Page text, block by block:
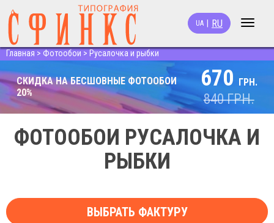
Toggle
UA RU
Главная > Фотообои > Русалочка и рыбки
СКИДКА НА БЕСШОВНЫЕ ФОТООБОИ
20%
670 ГРН.
840ГРН.
ФОТООБОИ РУСАЛОЧКА И
РЫБКИ
ВЫБРАТЬ ФАКТУРУ